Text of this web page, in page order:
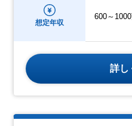
想定年収
600～
詳し